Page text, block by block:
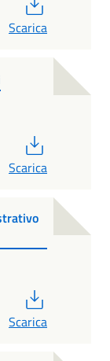
Scarica
Scarica
Scarica